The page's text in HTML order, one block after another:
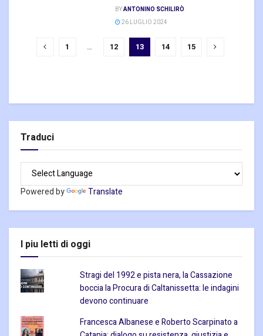
BYANTONINO SCHILIRÒ
26 LUGLIO 2024
1 … 12 13 14 15
Traduci
Powered by Translate
I piu letti di oggi
Stragi del 1992 e pista nera, la Cassazione
boccia la Procura di Caltanissetta: le indagini
devono continuare
Francesca Albanese e Roberto Scarpinato a